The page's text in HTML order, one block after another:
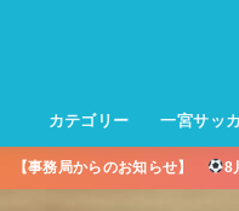
カテゴリー
一宮サッカースクール【小
トレーニングセンター【小
一宮FA
一宮FC
一宮ＦＣレディース
一宮サッカースクール【中
中学生練習
一宮ＦＣＪＹ【中学生男子
一宮ＦＣＪYレディース【
女子】
幼児トレセン【年長・年中
少】
パパさんママさん
親子の部
社会人の部
コルボス 【シニア】
フットサル
コルボスリーグ
グレイセス
一宮サッ
【事務局からのお知らせ】 8